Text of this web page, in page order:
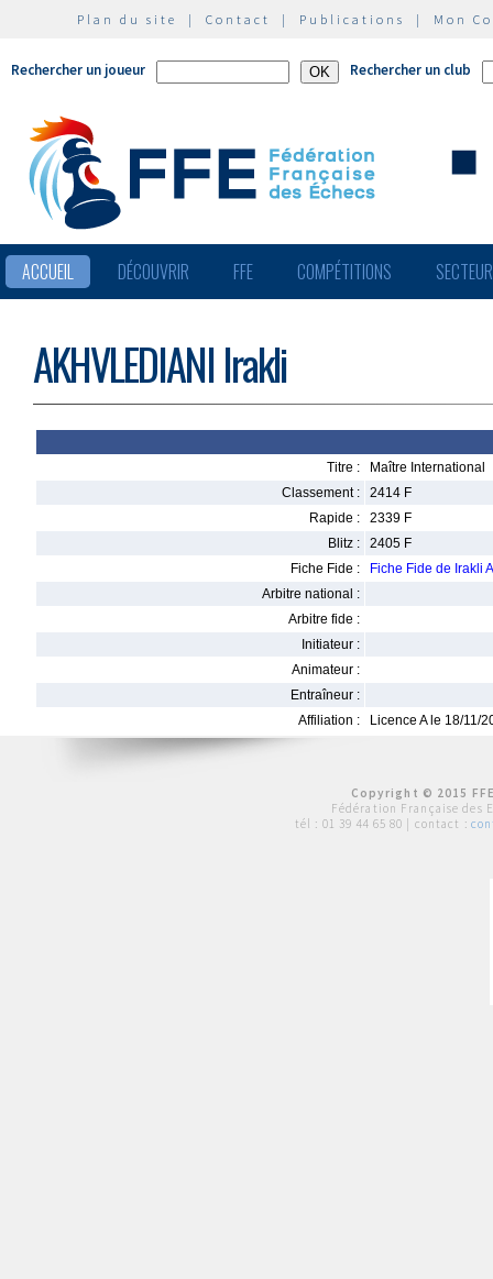
Plan du site | Contact | Publications | Mon
Rechercher un joueur Rechercher un club
ACCUEIL DÉCOUVRIR FFE COMPÉTITIONS
AKHVLEDIANI Irakli
Titre :
Maître International
Classement :
2414 F
Rapide :
2339 F
Blitz :
2405 F
Fiche Fide :
Fiche Fide de Irakli
Arbitre national :
Arbitre fide :
Initiateur :
Animateur :
Entraîneur :
Affiliation :
Licence A le 18/11/
Copyright © 2015
Fédération Française des
tél : 01 39 44 65 80 | contact :